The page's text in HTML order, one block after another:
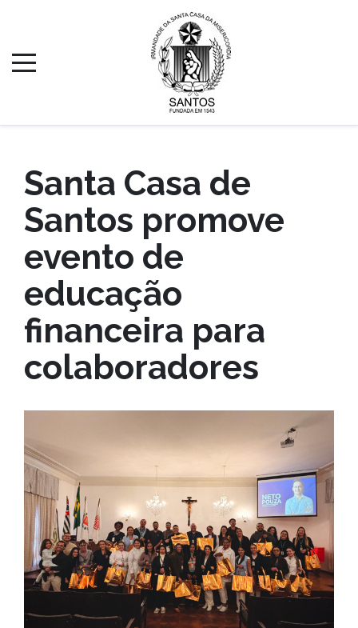
Santa Casa de
Santos promove
evento de
educação
financeira para
colaboradores